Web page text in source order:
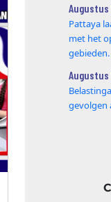
Augustus
Pattaya
met het
gebieden.
Augustus
gevolgen